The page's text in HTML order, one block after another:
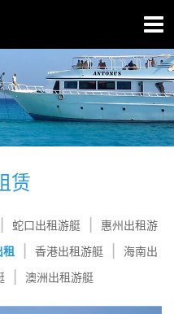
赁
蛇口出租游艇
惠州出租游
香港出租游艇
海南出
澳洲出租游艇